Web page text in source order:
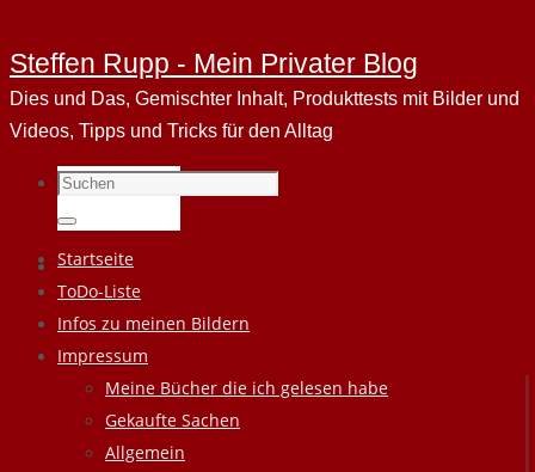
Steffen Rupp - Mein Privater Blog
Dies und Das, Gemischter Inhalt, Produkttests mit Bilder und
Videos, Tipps und Tricks für den Alltag
Suchen
nach:
Suchen
Zum
Inhalt
springen
Startseite
ToDo-Liste
Infos zu meinen Bildern
Impressum
Meine Bücher die ich gelesen habe
Gekaufte Sachen
Allgemein